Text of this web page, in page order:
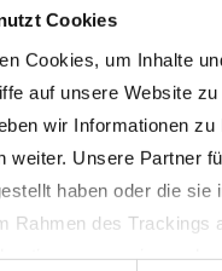
Cookies
Cookies, um Inhalte
auf unsere Website
wir Informationen
weiter. Unsere Partner
haben oder die
Rahmen des Trackings
ein,